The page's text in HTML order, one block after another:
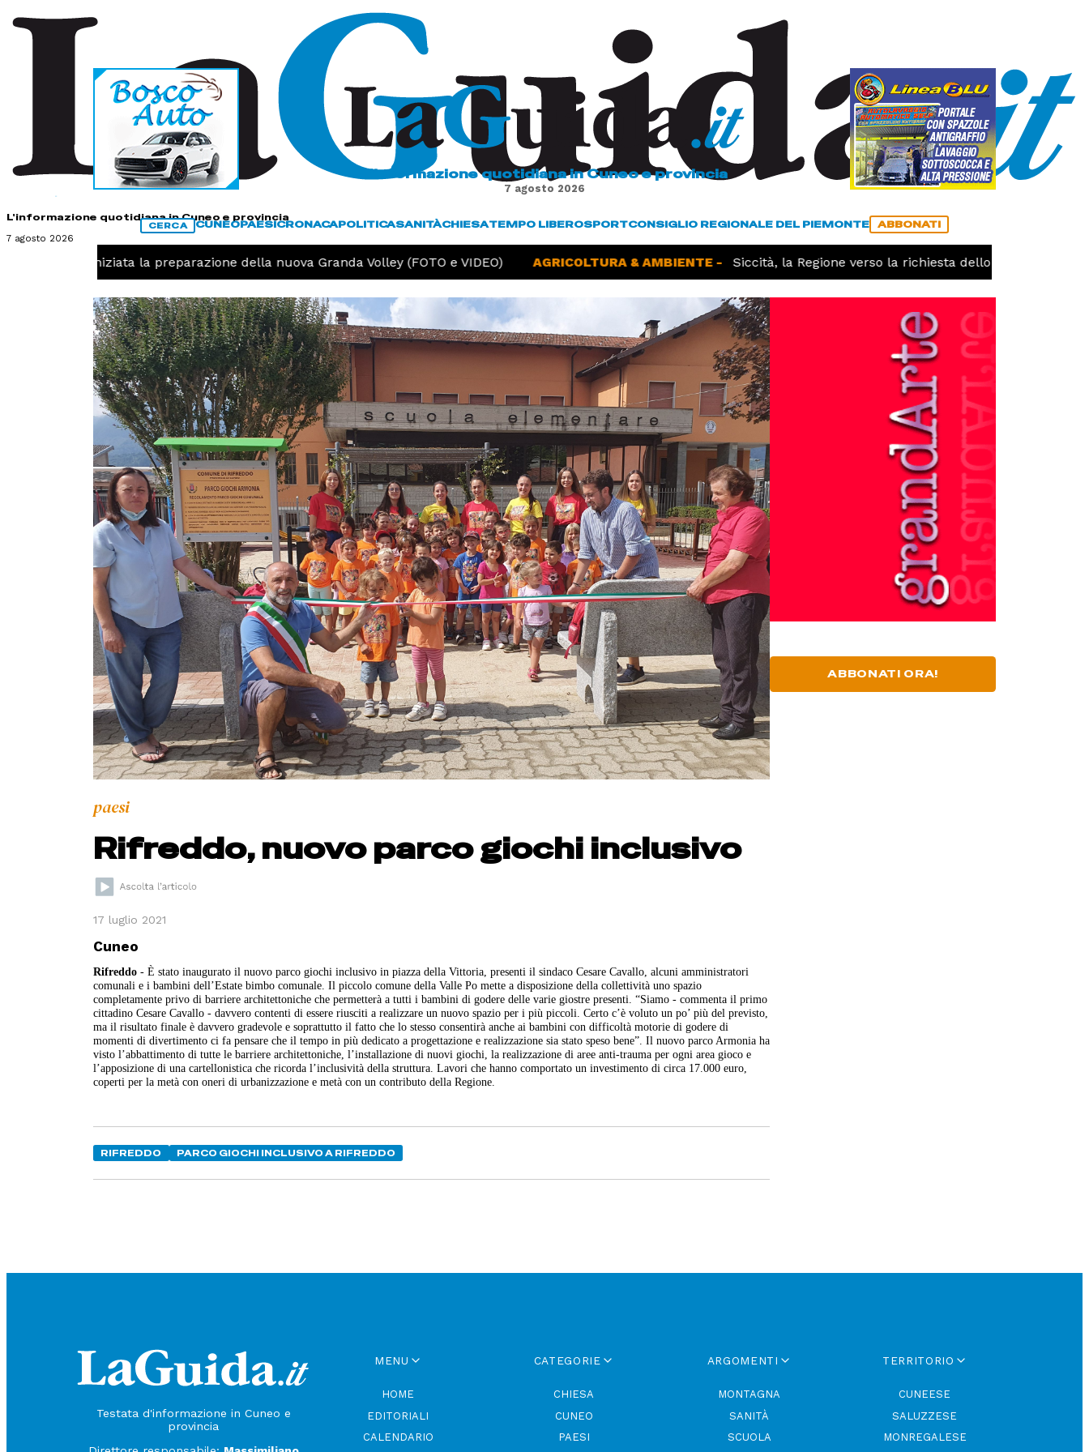
L'informazione quotidiana in Cuneo e provincia
7 agosto 2026
L'informazione quotidiana in Cuneo e provincia
7 agosto 2026
CERCA CUNEOPAESICRONACAPOLITICASANITÀCHIESATEMPO LIBEROSPORTCONSIGLIO REGIONALE DEL PIEMONTE ABBONATI
Pallavolo, iniziata la preparazione della nuova Granda Volley (FOTO e VIDEO) AGRICOLTURA & AMBIENTE - Siccità, la Regione verso la richiesta dello stato di calamità
paesi
Rifreddo, nuovo parco giochi inclusivo
17 luglio 2021
Cuneo
Rifreddo - È stato inaugurato il nuovo parco giochi inclusivo in piazza della Vittoria, presenti il sindaco Cesare Cavallo, alcuni amministratori
comunali e i bambini dell’Estate bimbo comunale. Il piccolo comune della Valle Po mette a disposizione della collettività uno spazio
completamente privo di barriere architettoniche che permetterà a tutti i bambini di godere delle varie giostre presenti. “Siamo - commenta il primo
cittadino Cesare Cavallo - davvero contenti di essere riusciti a realizzare un nuovo spazio per i più piccoli. Certo c’è voluto un po’ più del previsto,
ma il risultato finale è davvero gradevole e soprattutto il fatto che lo stesso consentirà anche ai bambini con difficoltà motorie di godere di
momenti di divertimento ci fa pensare che il tempo in più dedicato a progettazione e realizzazione sia stato speso bene”. Il nuovo parco Armonia ha
visto l’abbattimento di tutte le barriere architettoniche, l’installazione di nuovi giochi, la realizzazione di aree anti-trauma per ogni area gioco e
l’apposizione di una cartellonistica che ricorda l’inclusività della struttura. Lavori che hanno comportato un investimento di circa 17.000 euro,
coperti per la metà con oneri di urbanizzazione e metà con un contributo della Regione.
RIFREDDO PARCO GIOCHI INCLUSIVO A RIFREDDO
ABBONATI ORA!
Testata d'informazione in Cuneo e
provincia
MENU
HOME
EDITORIALI
CALENDARIO
CATEGORIE
CHIESA
CUNEO
PAESI
ARGOMENTI
MONTAGNA
SANITÀ
SCUOLA
TERRITORIO
CUNEESE
SALUZZESE
MONREGALESE